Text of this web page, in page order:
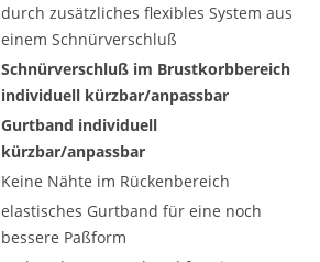
durch zusätzliches flexibles System aus
einem Schnürverschluß
Schnürverschluß im Brustkorbbereich
individuell kürzbar/anpassbar
Gurtband individuell
kürzbar/anpassbar
Keine Nähte im Rückenbereich
elastisches Gurtband für eine noch
bessere Paßform